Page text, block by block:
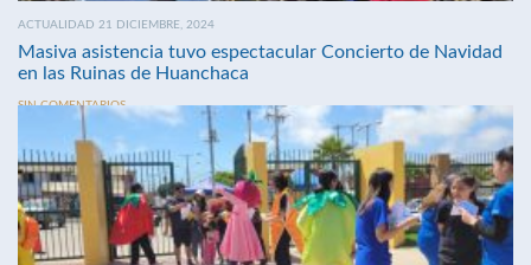
ACTUALIDAD 21 DICIEMBRE, 2024
Masiva asistencia tuvo espectacular Concierto de Navidad
en las Ruinas de Huanchaca
SIN COMENTARIOS